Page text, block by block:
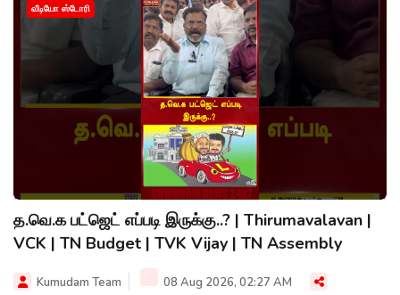
வீடியோ ஸ்டோரி
த.வெ.க பட்ஜெட் எப்படி இருக்கு..? | Thirumavalavan |
VCK | TN Budget | TVK Vijay | TN Assembly
Kumudam Team 08 Aug 2026, 02:27 AM